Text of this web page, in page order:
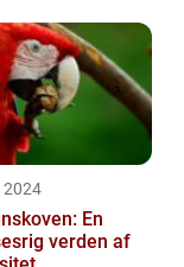
2024
En
verden af